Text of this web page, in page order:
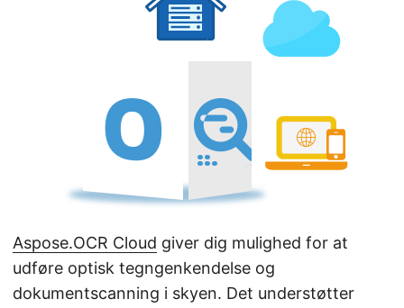
Aspose.OCR Cloud giver dig mulighed for at
udføre optisk tegngenkendelse og
dokumentscanning i skyen. Det understøtter